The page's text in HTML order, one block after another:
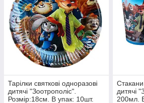
Тарілки святкові одноразові
дитячі "Зоотрополіс".
Розмір:18см. В упак: 10шт.
Стакани
дитячі
200мл.